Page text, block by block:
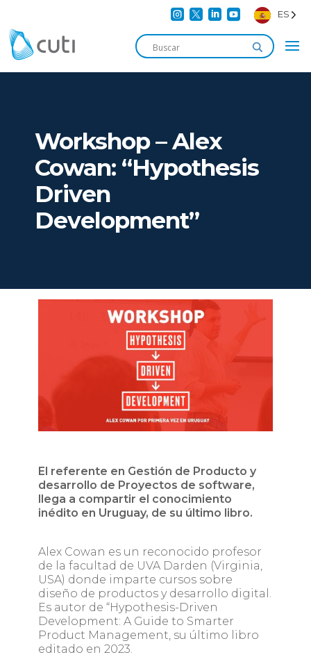
    ES
Workshop – Alex
Cowan: “Hypothesis
Driven
Development”
El referente en Gestión de Producto y
desarrollo de Proyectos de software,
llega a compartir el conocimiento
inédito en Uruguay, de su último libro.
Alex Cowan es un reconocido profesor
de la facultad de UVA Darden (Virginia,
USA) donde imparte cursos sobre
diseño de productos y desarrollo digital.
Es autor de “Hypothesis-Driven
Development: A Guide to Smarter
Product Management, su último libro
editado en 2023.